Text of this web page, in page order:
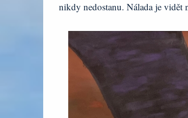
nikdy nedostanu. Nálada je vidět